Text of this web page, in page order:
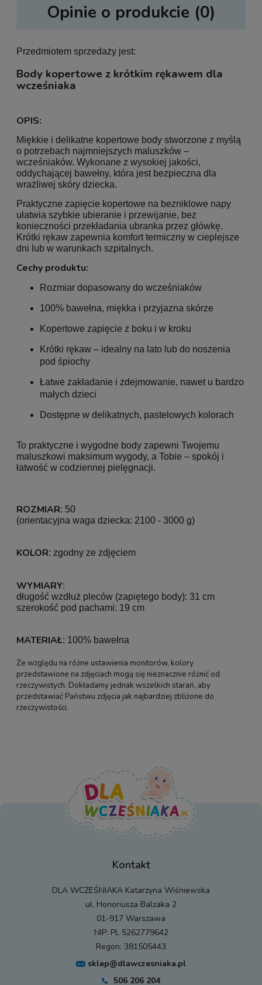
Opinie o produkcie (0)
Przedmiotem sprzedaży jest:
Body kopertowe z krótkim rękawem dla
wcześniaka
OPIS:
Miękkie i delikatne kopertowe body stworzone z myślą
o potrzebach najmniejszych maluszków –
wcześniaków. Wykonane z wysokiej jakości,
oddychającej bawełny, która jest bezpieczna dla
wrażliwej skóry dziecka.
Praktyczne zapięcie kopertowe na bezniklowe napy
ułatwia szybkie ubieranie i przewijanie, bez
konieczności przekładania ubranka przez główkę.
Krótki rękaw zapewnia komfort termiczny w cieplejsze
dni lub w warunkach szpitalnych.
Cechy produktu:
Rozmiar dopasowany do wcześniaków
100% bawełna, miękka i przyjazna skórze
Kopertowe zapięcie z boku i w kroku
Krótki rękaw – idealny na lato lub do noszenia
pod śpiochy
Łatwe zakładanie i zdejmowanie, nawet u bardzo
małych dzieci
Dostępne w delikatnych, pastelowych kolorach
To praktyczne i wygodne body zapewni Twojemu
maluszkowi maksimum wygody, a Tobie – spokój i
łatwość w codziennej pielęgnacji.
ROZMIAR: 50
(orientacyjna waga dziecka: 2100 - 3000 g)
KOLOR: zgodny ze zdjęciem
WYMIARY:
długość wzdłuż pleców (zapiętego body): 31 cm
szerokość pod pachami: 19 cm
MATERIAŁ: 100% bawełna
Ze względu na różne ustawienia monitorów, kolory
przedstawione na zdjęciach mogą się nieznacznie różnić od
rzeczywistych. Dokładamy jednak wszelkich starań, aby
przedstawiać Państwu zdjęcia jak najbardziej zbliżone do
rzeczywistości.
Kontakt
DLA WCZEŚNIAKA Katarzyna Wiśniewska
ul. Honoriusza Balzaka 2
01-917 Warszawa
NIP: PL 5262779642
Regon: 381505443
sklep@dlawczesniaka.pl
506 206 204